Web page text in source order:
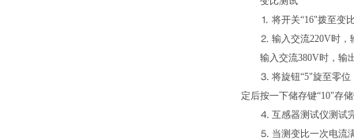
⒈ 将开关“16"拨至变
⒉ 输入交流220V时，
输入交流380V时，输
⒊ 将旋钮“5"旋至零位，
定后按一下储存键“10"存
⒋ 互感器测试仪测试完
⒌ 当测变比一次电流满